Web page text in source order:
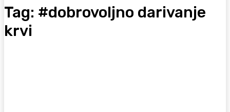
Tag: #dobrovoljno darivanje
krvi